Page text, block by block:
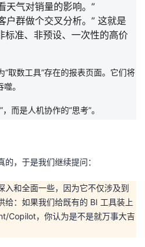
天气对销量的影响。”
户群做个交叉分析。” 这就是
标准、非预设、一次性的高价
取数工具”存在的报表页面。它们将
。
而是人机协作的“思考”。
，于是我们继续提问：
入和全面一些，因为它不仅涉及到
给：如果我们给既有的 BI 工具装上
Copilot，你认为是不是就万事大吉